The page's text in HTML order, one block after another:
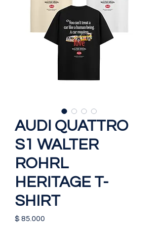
AUDI QUATTRO
S1 WALTER
ROHRL
HERITAGE T-
SHIRT
$ 85.000